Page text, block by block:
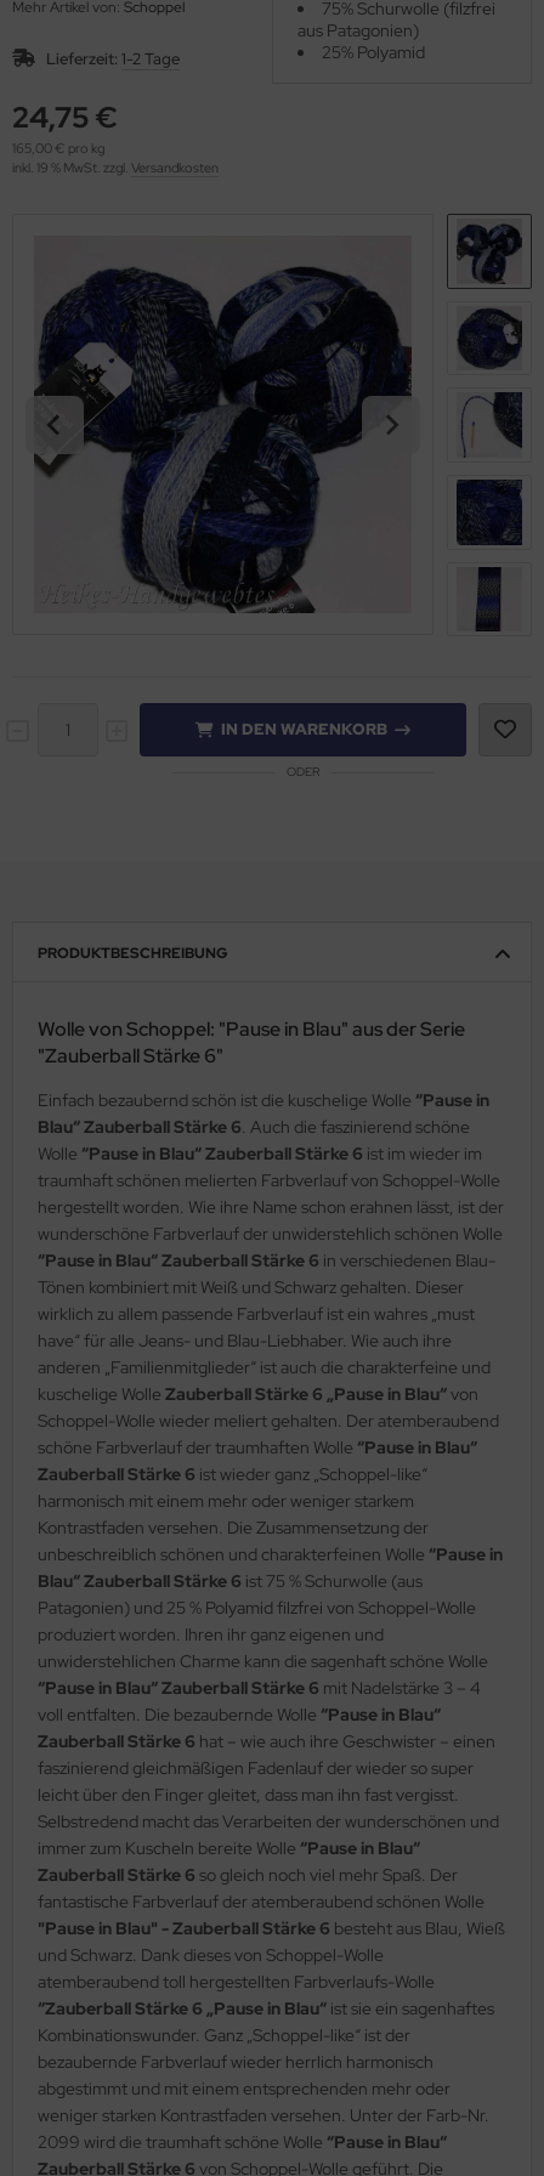
Mehr Artikel von: Schoppel
Lieferzeit: 1-2 Tage
24,75 €
165,00 € pro kg
inkl. 19 % MwSt. zzgl. Versandkosten
75% Schurwolle (filzfrei
aus Patagonien)
25% Polyamid
IN DEN WARENKORB
ODER
PRODUKTBESCHREIBUNG
Wolle von Schoppel: "Pause in Blau" aus der Serie
"Zauberball Stärke 6"
Einfach bezaubernd schön ist die kuschelige Wolle “Pause in
Blau“ Zauberball Stärke 6. Auch die faszinierend schöne
Wolle “Pause in Blau“ Zauberball Stärke 6 ist im wieder im
traumhaft schönen melierten Farbverlauf von Schoppel-Wolle
hergestellt worden. Wie ihre Name schon erahnen lässt, ist der
wunderschöne Farbverlauf der unwiderstehlich schönen Wolle
“Pause in Blau“ Zauberball Stärke 6 in verschiedenen Blau-
Tönen kombiniert mit Weiß und Schwarz gehalten. Dieser
wirklich zu allem passende Farbverlauf ist ein wahres „must
have“ für alle Jeans- und Blau-Liebhaber. Wie auch ihre
anderen „Familienmitglieder“ ist auch die charakterfeine und
kuschelige Wolle Zauberball Stärke 6 „Pause in Blau“von
Schoppel-Wolle wieder meliert gehalten. Der atemberaubend
schöne Farbverlauf der traumhaften Wolle “Pause in Blau“
Zauberball Stärke 6 ist wieder ganz „Schoppel-like“
harmonisch mit einem mehr oder weniger starkem
Kontrastfaden versehen. Die Zusammensetzung der
unbeschreiblich schönen und charakterfeinen Wolle “Pause in
Blau“ Zauberball Stärke 6 ist 75 % Schurwolle (aus
Patagonien) und 25 % Polyamid filzfrei von Schoppel-Wolle
produziert worden. Ihren ihr ganz eigenen und
unwiderstehlichen Charme kann die sagenhaft schöne Wolle
“Pause in Blau“ Zauberball Stärke 6 mit Nadelstärke 3 – 4
voll entfalten. Die bezaubernde Wolle “Pause in Blau“
Zauberball Stärke 6 hat – wie auch ihre Geschwister – einen
faszinierend gleichmäßigen Fadenlauf der wieder so super
leicht über den Finger gleitet, dass man ihn fast vergisst.
Selbstredend macht das Verarbeiten der wunderschönen und
immer zum Kuscheln bereite Wolle “Pause in Blau“
Zauberball Stärke 6 so gleich noch viel mehr Spaß. Der
fantastische Farbverlauf der atemberaubend schönen Wolle
"Pause in Blau" - Zauberball Stärke 6 besteht aus Blau, Wieß
und Schwarz. Dank dieses von Schoppel-Wolle
atemberaubend toll hergestellten Farbverlaufs-Wolle
“Zauberball Stärke 6 „Pause in Blau“ ist sie ein sagenhaftes
Kombinationswunder. Ganz „Schoppel-like“ ist der
bezaubernde Farbverlauf wieder herrlich harmonisch
abgestimmt und mit einem entsprechenden mehr oder
weniger starken Kontrastfaden versehen. Unter der Farb-Nr.
2099 wird die traumhaft schöne Wolle “Pause in Blau“
Zauberball Stärke 6 von Schoppel-Wolle geführt. Die